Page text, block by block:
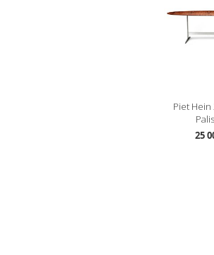
Piet Hein
25